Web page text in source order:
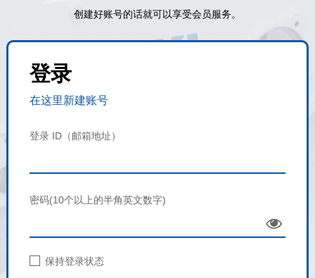
创建好账号的话就可以享受会员服务。
登录
在这里新建账号
登录 ID（邮箱地址）
密码(10个以上的半角英文数字)
Sho
w
保持登录状态